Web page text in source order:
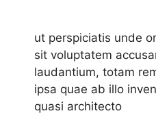
ut perspiciatis unde
sit voluptatem
laudantium, totam
ipsa quae ab illo
quasi architecto